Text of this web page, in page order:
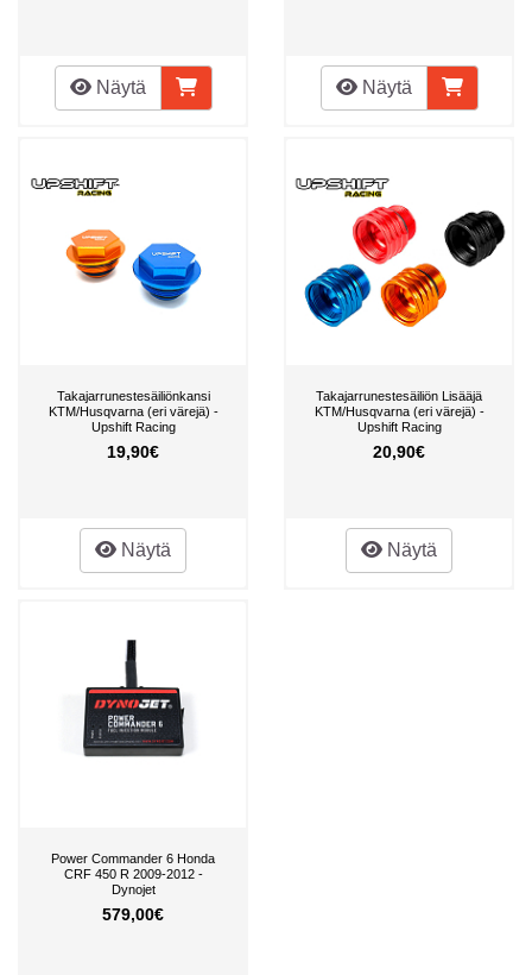
Näytä Näytä
Takajarrunestesäiliönkansi
KTM/Husqvarna (eri värejä) -
Upshift Racing
19,90€
Näytä
Takajarrunestesäiliön Lisääjä
KTM/Husqvarna (eri värejä) -
Upshift Racing
20,90€
Näytä
Power Commander 6 Honda
CRF 450 R 2009-2012 -
Dynojet
579,00€